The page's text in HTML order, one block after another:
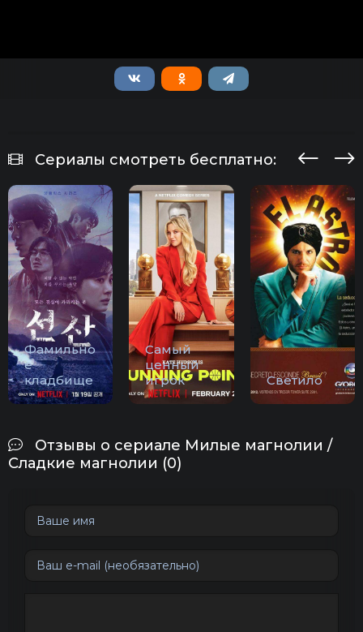
Сериалы смотреть бесплатно:
Фамильно
е
кладбище
Самый
ценный
игрок
Светило
Отзывы о сериале Милые магнолии /
Сладкие магнолии (0)